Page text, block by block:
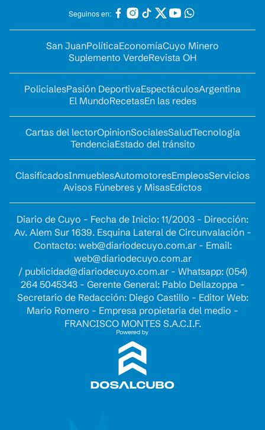
Seguinos en:
San JuanPolíticaEconomíaCuyo Minero
Suplemento VerdeRevista OH
PolicialesPasión DeportivaEspectáculosArgentina
El MundoRecetasEn las redes
Cartas del lectorOpinionSocialesSaludTecnología
TendenciaEstado del tránsito
ClasificadosInmueblesAutomotoresEmpleosServicios
Avisos Fúnebres y MisasEdictos
Diario de Cuyo - Fecha de Inicio: 11/2003 - Dirección:
Av. Alem Sur 1639. Esquina Lateral de Circunvalación -
Contacto: web@diariodecuyo.com.ar- Email:
web@diariodecuyo.com.ar
/ publicidad@diariodecuyo.com.ar- Whatsapp: (054)
264 5045343 - Gerente General: Pablo Dellazoppa -
Secretario de Redacción: Diego Castillo - Editor Web:
Mario Romero - Empresa propietaria del medio -
FRANCISCO MONTES S.A.C.I.F.